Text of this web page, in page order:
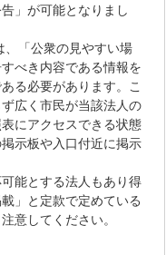
」が可能となりまし
、「公衆の見やすい場
べき内容である情報を
る必要があります。こ
広く市民が当該法人の
にアクセスできる状態
示板や入口付近に掲示
能とする法人もあり得
」と定款で定めている
意してください。